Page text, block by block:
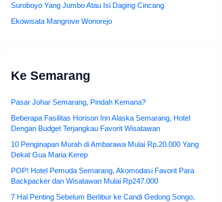
Suroboyo Yang Jumbo Atau Isi Daging Cincang
Ekowisata Mangrove Wonorejo
Ke Semarang
Pasar Johar Semarang, Pindah Kemana?
Beberapa Fasilitas Horison Inn Alaska Semarang, Hotel
Dengan Budget Terjangkau Favorit Wisatawan
10 Penginapan Murah di Ambarawa Mulai Rp.20.000 Yang
Dekat Gua Maria Kerep
POP! Hotel Pemuda Semarang, Akomodasi Favorit Para
Backpacker dan Wisatawan Mulai Rp247.000
7 Hal Penting Sebelum Berlibur ke Candi Gedong Songo,